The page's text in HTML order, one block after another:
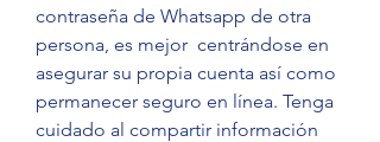
contraseña de Whatsapp de otra
persona, es mejor  centrándose en
asegurar su propia cuenta así como
permanecer seguro en línea. Tenga
cuidado al compartir información